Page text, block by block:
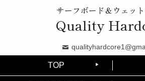
サーフボード＆ウェッ
Quality
TOP